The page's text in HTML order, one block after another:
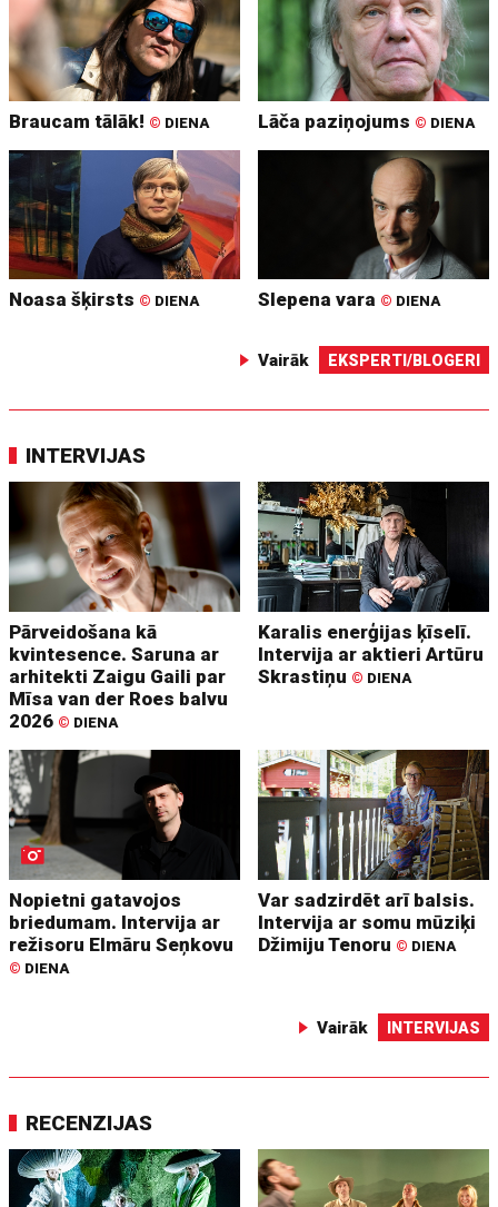
Braucam tālāk! © DIENA Lāča paziņojums © DIENA
Noasa šķirsts © DIENA Slepena vara © DIENA
Vairāk EKSPERTI/BLOGERI
INTERVIJAS
Pārveidošana kā
kvintesence. Saruna ar
arhitekti Zaigu Gaili par
Mīsa van der Roes balvu
2026 © DIENA
Karalis enerģijas ķīselī.
Intervija ar aktieri Artūru
Skrastiņu © DIENA
Nopietni gatavojos
briedumam. Intervija ar
režisoru Elmāru Seņkovu
© DIENA
Var sadzirdēt arī balsis.
Intervija ar somu mūziķi
Džimiju Tenoru © DIENA
Vairāk INTERVIJAS
RECENZIJAS